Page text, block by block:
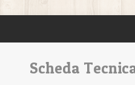
Scheda